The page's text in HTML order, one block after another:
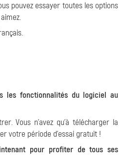
pouvez essayer toutes les options
les fonctionnalités du logiciel au
Vous n'avez qu'à télécharger la
votre période d'essai gratuit !
pour profiter de tous ses